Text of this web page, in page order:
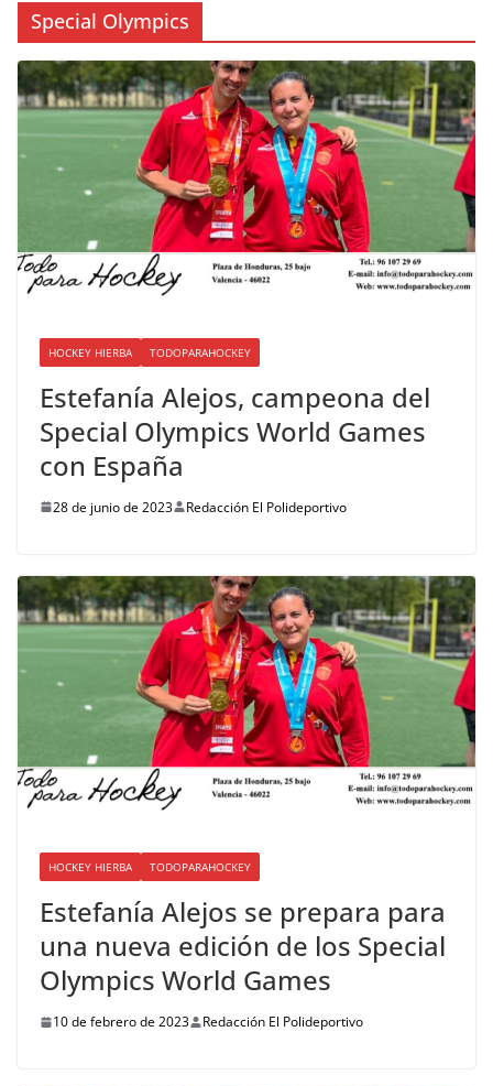
Special Olympics
HOCKEY HIERBA TODOPARAHOCKEY
Estefanía Alejos, campeona del
Special Olympics World Games
con España
28 de junio de 2023 Redacción El Polideportivo
HOCKEY HIERBA TODOPARAHOCKEY
Estefanía Alejos se prepara para
una nueva edición de los Special
Olympics World Games
10 de febrero de 2023 Redacción El Polideportivo